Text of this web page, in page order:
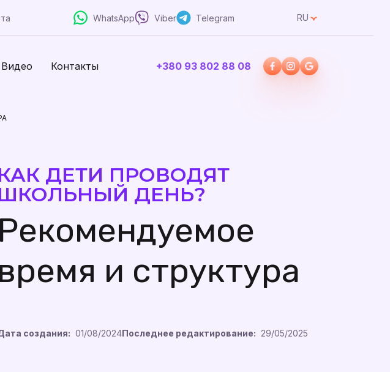
WhatsApp Viber Telegram RU
Видео Контакты +380 93 802 88 08
ДЕТИ ПРОВОДЯТ
ДЕНЬ?
Рекомендуемое
время и структура
создания: 01/08/2024Последнее редактирование: 29/05/2025